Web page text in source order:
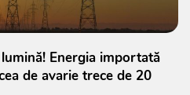
Energia importată
de avarie trece de 20